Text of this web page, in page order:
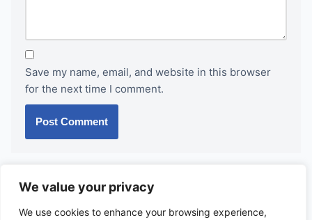
We value your privacy
We use cookies to enhance your browsing experience,
Save my name, email, and website in this browser
for the next time I comment.